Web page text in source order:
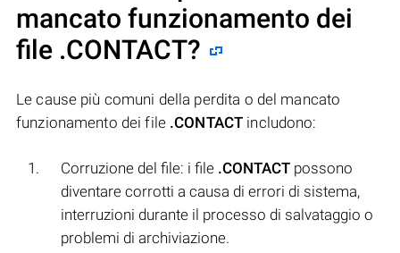
mancato funzionamento dei
file .CONTACT?
Le cause più comuni della perdita o del mancato
funzionamento dei file .CONTACT includono:
Corruzione del file: i file .CONTACT possono
diventare corrotti a causa di errori di sistema,
interruzioni durante il processo di salvataggio o
problemi di archiviazione.